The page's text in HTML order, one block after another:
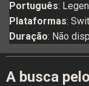
Português:
Plataformas:
Duração: Não
A busca